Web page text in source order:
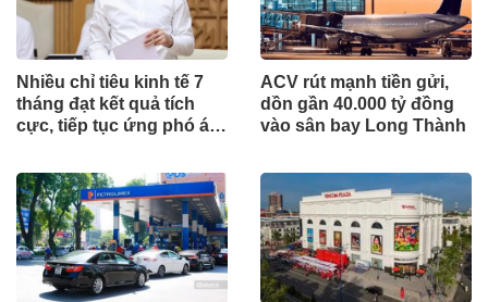
Nhiều chỉ tiêu kinh tế 7
tháng đạt kết quả tích
cực, tiếp tục ứng phó áp
ACV rút mạnh tiền gửi,
dồn gần 40.000 tỷ đồng
vào sân bay Long Thành